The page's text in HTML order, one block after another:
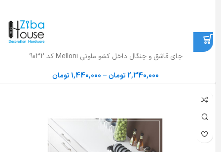
جای قاشق و چنگال داخل کشو ملونی Melloni کد 9032
2,340,000تومان–
1,440,000تومان